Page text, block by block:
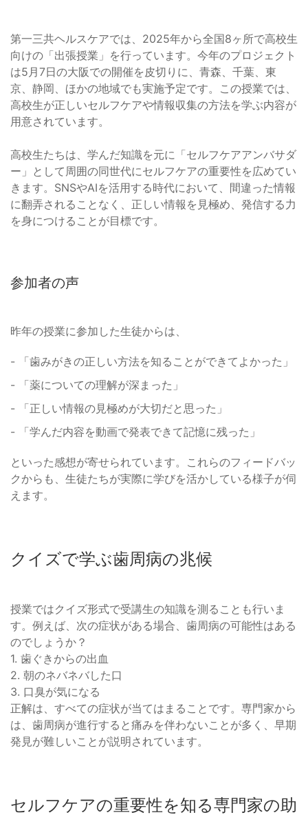
第一三共ヘルスケアでは、2025年から全国8ヶ所で高校生
向けの「出張授業」を行っています。今年のプロジェクト
は5月7日の大阪での開催を皮切りに、青森、千葉、東
京、静岡、ほかの地域でも実施予定です。この授業では、
高校生が正しいセルフケアや情報収集の方法を学ぶ内容が
用意されています。
高校生たちは、学んだ知識を元に「セルフケアアンバサダ
ー」として周囲の同世代にセルフケアの重要性を広めてい
きます。SNSやAIを活用する時代において、間違った情報
に翻弄されることなく、正しい情報を見極め、発信する力
を身につけることが目標です。
参加者の声
昨年の授業に参加した生徒からは、
- 「歯みがきの正しい方法を知ることができてよかった」
- 「薬についての理解が深まった」
- 「正しい情報の見極めが大切だと思った」
- 「学んだ内容を動画で発表できて記憶に残った」
といった感想が寄せられています。これらのフィードバッ
クからも、生徒たちが実際に学びを活かしている様子が伺
えます。
クイズで学ぶ歯周病の兆候
授業ではクイズ形式で受講生の知識を測ることも行いま
す。例えば、次の症状がある場合、歯周病の可能性はある
のでしょうか？
1. 歯ぐきからの出血
2. 朝のネバネバした口
3. 口臭が気になる
正解は、すべての症状が当てはまることです。専門家から
は、歯周病が進行すると痛みを伴わないことが多く、早期
発見が難しいことが説明されています。
セルフケアの重要性を知る専門家の助